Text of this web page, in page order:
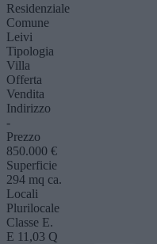
Residenziale
Comune
Leivi
Tipologia
Villa
Offerta
Vendita
Indirizzo
-
Prezzo
850.000 €
Superficie
294 mq ca.
Locali
Plurilocale
Classe E.
E 11,03 Q